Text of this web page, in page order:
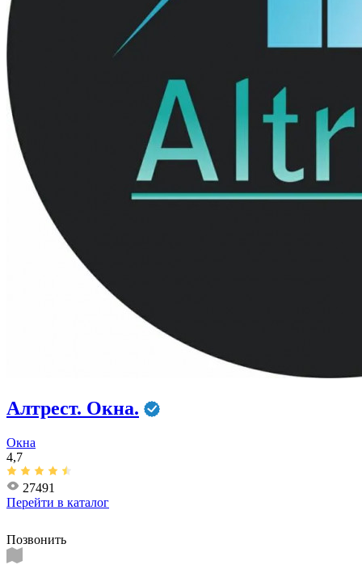
Алтрест. Окна.
Окна
4,7
27491
Перейти в каталог
Позвонить